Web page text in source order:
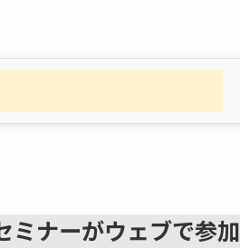
ミナーがウェブで参加